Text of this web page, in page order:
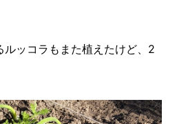
ッコラもまた植えたけど、2